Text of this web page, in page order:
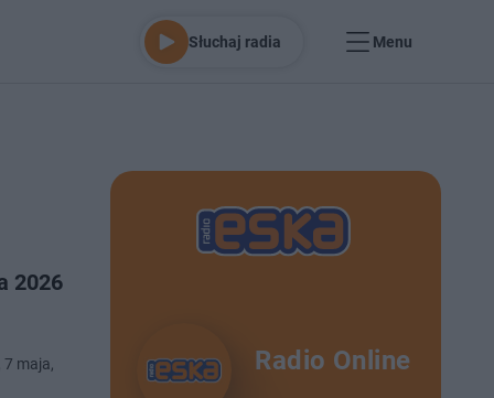
Słuchaj radia Menu
2026
maja,
Radio Online